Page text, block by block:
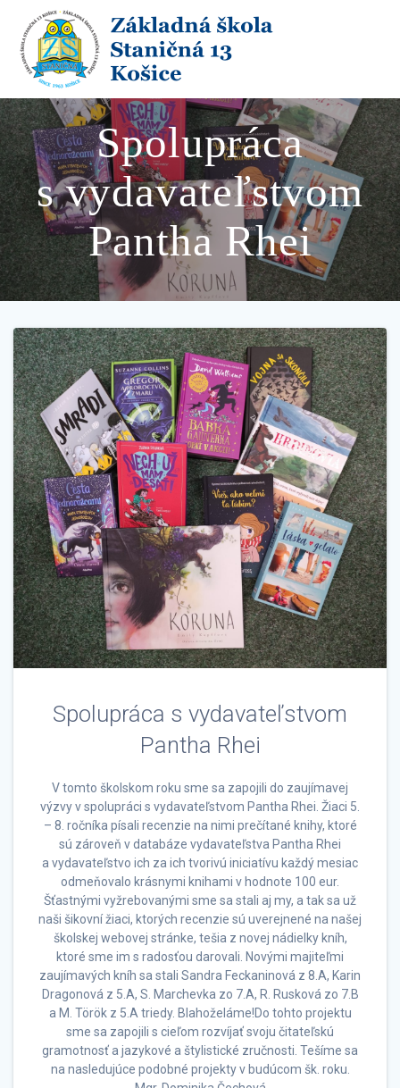
to
content
Spolupráca
s vydavateľstvom
Pantha Rhei
Spolupráca s vydavateľstvom
Pantha Rhei
V tomto školskom roku sme sa zapojili do zaujímavej
výzvy v spolupráci s vydavateľstvom Pantha Rhei. Žiaci 5.
– 8. ročníka písali recenzie na nimi prečítané knihy, ktoré
sú zároveň v databáze vydavateľstva Pantha Rhei
a vydavateľstvo ich za ich tvorivú iniciatívu každý mesiac
odmeňovalo krásnymi knihami v hodnote 100 eur.
Šťastnými vyžrebovanými sme sa stali aj my, a tak sa už
naši šikovní žiaci, ktorých recenzie sú uverejnené na našej
školskej webovej stránke, tešia z novej nádielky kníh,
ktoré sme im s radosťou darovali. Novými majiteľmi
zaujímavých kníh sa stali Sandra Feckaninová z 8.A, Karin
Dragonová z 5.A, S. Marchevka zo 7.A, R. Rusková zo 7.B
a M. Török z 5.A triedy. Blahoželáme!Do tohto projektu
sme sa zapojili s cieľom rozvíjať svoju čitateľskú
gramotnosť a jazykové a štylistické zručnosti. Tešíme sa
na nasledujúce podobné projekty v budúcom šk. roku.